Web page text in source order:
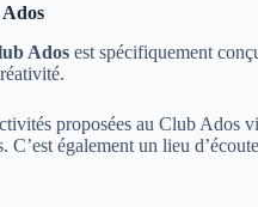
Ados est spécifiquement
proposées au Club Ados
C’est également un lieu